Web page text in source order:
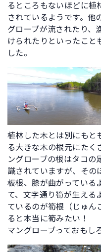
るところもないほどに植
されているようです。他
グローブが流されたり、
けられたりといったこと
した。
植林した木とは別にもと
る大きな木の根元にたく
ングローブの根はタコの
識されていますが、その
板根、膝が曲がっている
て、文字通り筍が生える
ているのが筍根（じゅん
ると本当に筍みたい！
マングローブっておもし